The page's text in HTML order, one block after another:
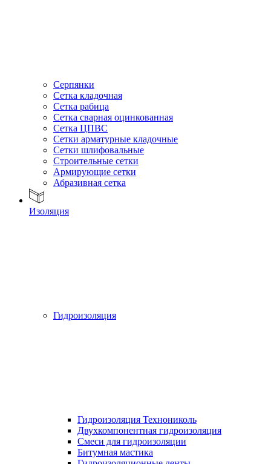
Серпянки
Сетка кладочная
Сетка рабица
Сетка сварная оцинкованная
Сетка ЦПВС
Сетки арматурные кладочные
Сетки шлифовальные
Строительные сетки
Армирующие сетки
Абразивная сетка
Изоляция
Гидроизоляция
Гидроизоляция Технониколь
Двухкомпонентная гидроизоляция
Смеси для гидроизоляции
Битумная мастика